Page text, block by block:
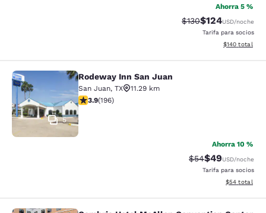
Ahorra 5 %
Precio tachado:
$130Precio con
$124USD/noche
Tarifa para socios
Ver detalles
$140 total
Rodeway Inn San Juan
5
Rodeway Inn San Juan
San Juan, TX
11.29 km
calificación de 3.91 estrellas. Bueno. 196 reseñas
3.9(196)
Ahorra 10 %
Precio tachado:
$54Precio con
$49USD/noche
Tarifa para socios
Ver detalles
$54 total